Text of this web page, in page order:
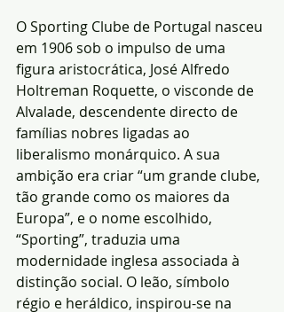
O Sporting Clube de Portugal nasceu
em 1906 sob o impulso de uma
figura aristocrática, José Alfredo
Holtreman Roquette, o visconde de
Alvalade, descendente directo de
famílias nobres ligadas ao
liberalismo monárquico. A sua
ambição era criar “um grande clube,
tão grande como os maiores da
Europa”, e o nome escolhido,
“Sporting”, traduzia uma
modernidade inglesa associada à
distinção social. O leão, símbolo
régio e heráldico, inspirou-se na